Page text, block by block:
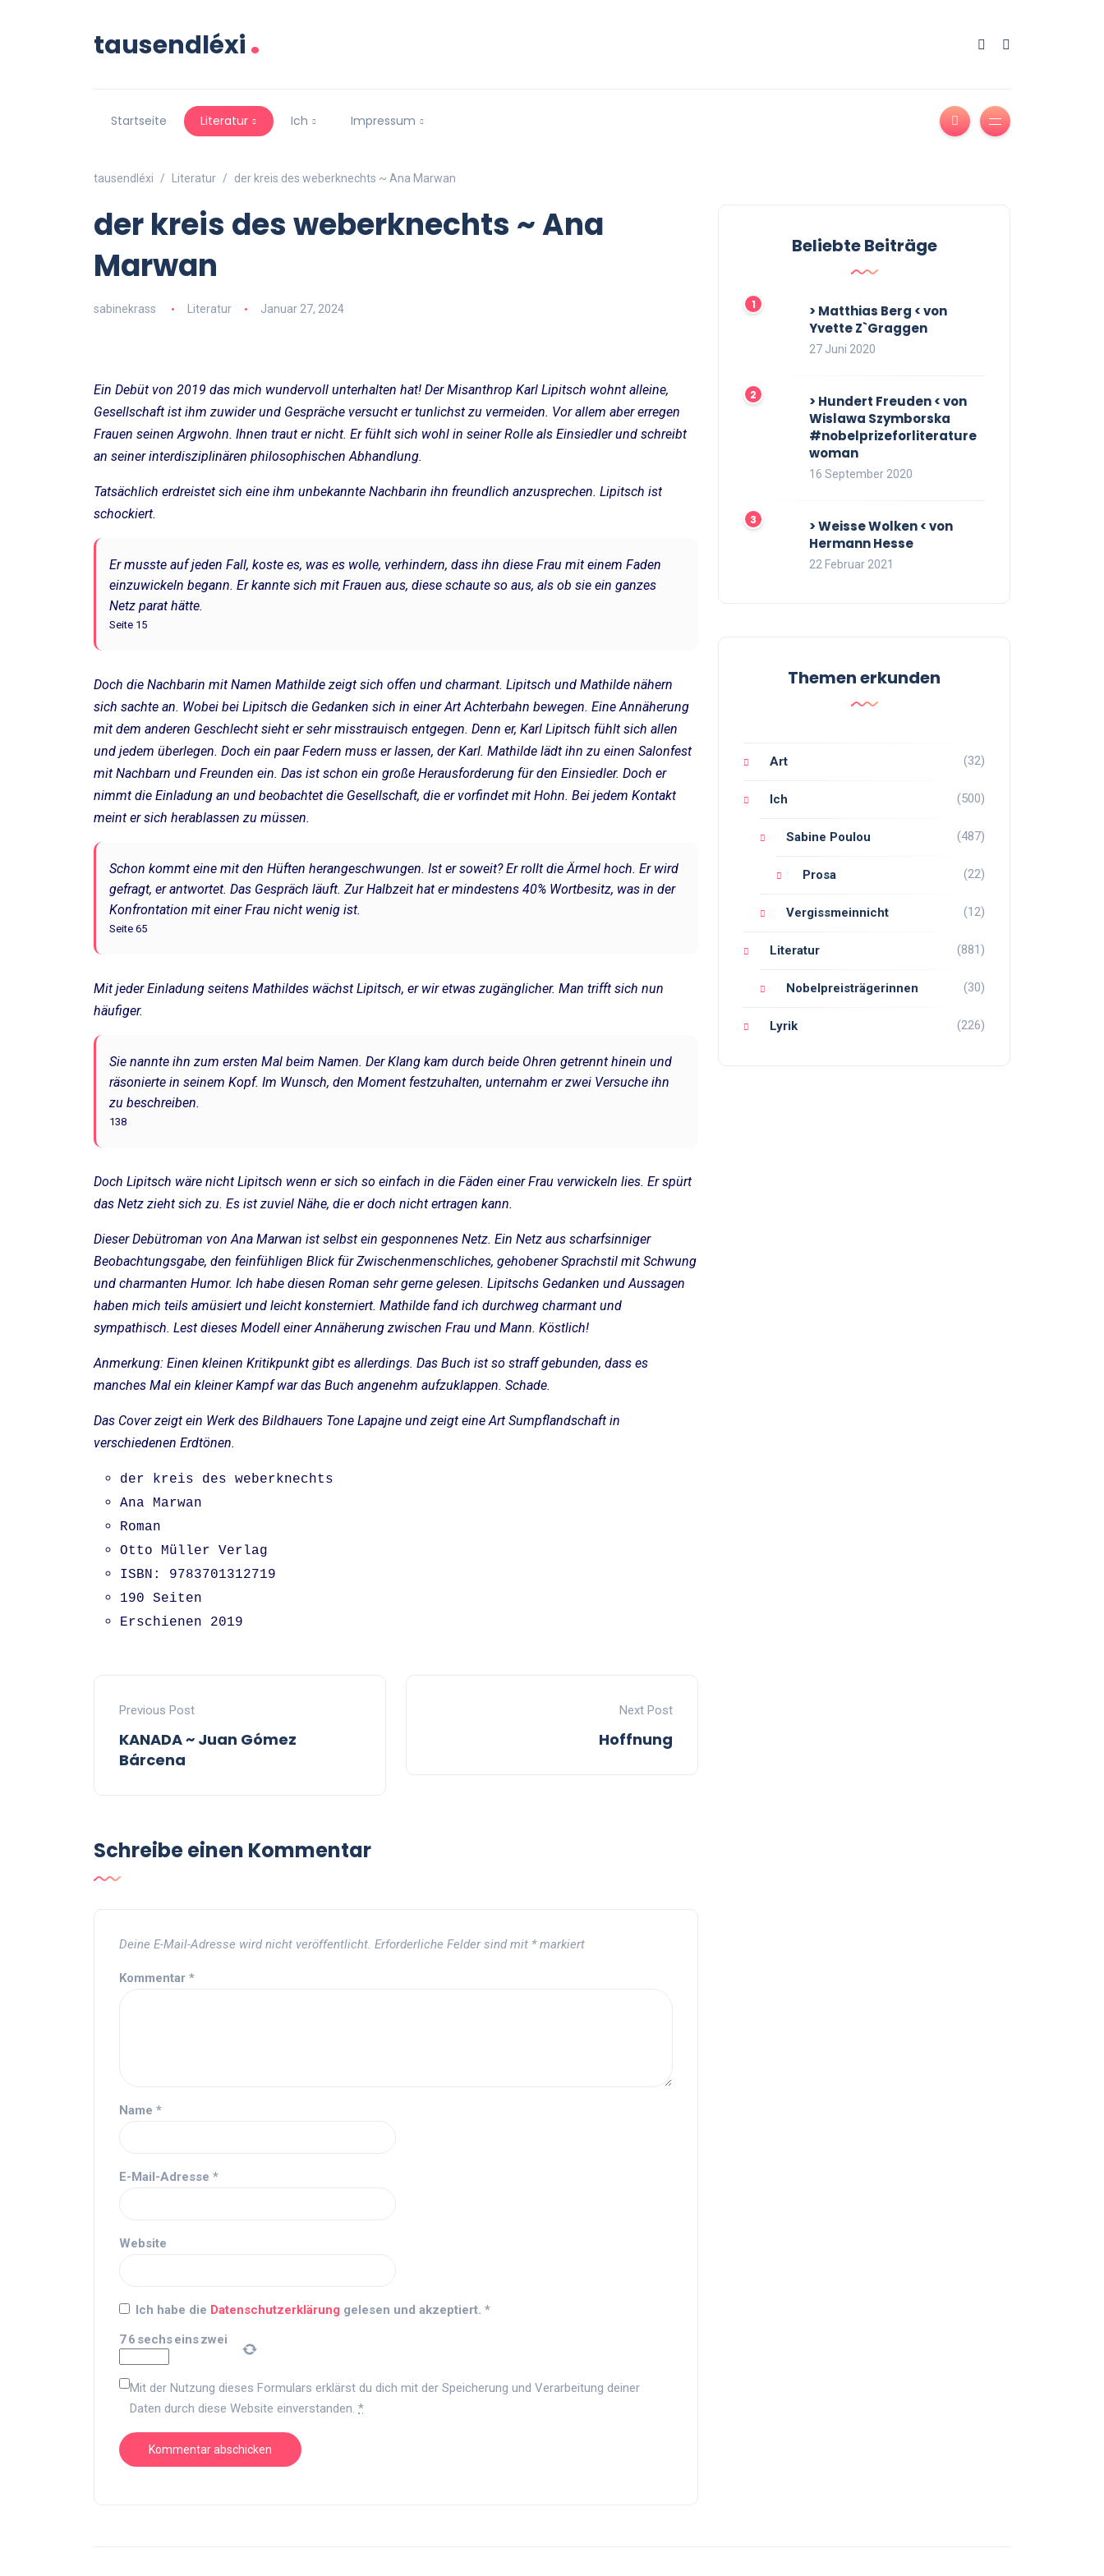
tausendléxi.
Startseite Literatur Ich Impressum
tausendléxi Literatur der kreis des weberknechts ~ Ana Marwan
der kreis des weberknechts ~ Ana
Marwan
sabinekrass Literatur Januar 27, 2024
Ein Debüt von 2019 das mich wundervoll unterhalten hat! Der Misanthrop Karl Lipitsch wohnt alleine,
Gesellschaft ist ihm zuwider und Gespräche versucht er tunlichst zu vermeiden. Vor allem aber erregen
Frauen seinen Argwohn. Ihnen traut er nicht. Er fühlt sich wohl in seiner Rolle als Einsiedler und schreibt
an seiner interdisziplinären philosophischen Abhandlung.
Tatsächlich erdreistet sich eine ihm unbekannte Nachbarin ihn freundlich anzusprechen. Lipitsch ist
schockiert.
Er musste auf jeden Fall, koste es, was es wolle, verhindern, dass ihn diese Frau mit einem Faden
einzuwickeln begann. Er kannte sich mit Frauen aus, diese schaute so aus, als ob sie ein ganzes
Netz parat hätte.
Seite 15
Doch die Nachbarin mit Namen Mathilde zeigt sich offen und charmant. Lipitsch und Mathilde nähern
sich sachte an. Wobei bei Lipitsch die Gedanken sich in einer Art Achterbahn bewegen. Eine Annäherung
mit dem anderen Geschlecht sieht er sehr misstrauisch entgegen. Denn er, Karl Lipitsch fühlt sich allen
und jedem überlegen. Doch ein paar Federn muss er lassen, der Karl. Mathilde lädt ihn zu einen Salonfest
mit Nachbarn und Freunden ein. Das ist schon ein große Herausforderung für den Einsiedler. Doch er
nimmt die Einladung an und beobachtet die Gesellschaft, die er vorfindet mit Hohn. Bei jedem Kontakt
meint er sich herablassen zu müssen.
Schon kommt eine mit den Hüften herangeschwungen. Ist er soweit? Er rollt die Ärmel hoch. Er wird
gefragt, er antwortet. Das Gespräch läuft. Zur Halbzeit hat er mindestens 40% Wortbesitz, was in der
Konfrontation mit einer Frau nicht wenig ist.
Seite 65
Mit jeder Einladung seitens Mathildes wächst Lipitsch, er wir etwas zugänglicher. Man trifft sich nun
häufiger.
Sie nannte ihn zum ersten Mal beim Namen. Der Klang kam durch beide Ohren getrennt hinein und
räsonierte in seinem Kopf. Im Wunsch, den Moment festzuhalten, unternahm er zwei Versuche ihn
zu beschreiben.
138
Doch Lipitsch wäre nicht Lipitsch wenn er sich so einfach in die Fäden einer Frau verwickeln lies. Er spürt
das Netz zieht sich zu. Es ist zuviel Nähe, die er doch nicht ertragen kann.
Dieser Debütroman von Ana Marwan ist selbst ein gesponnenes Netz. Ein Netz aus scharfsinniger
Beobachtungsgabe, den feinfühligen Blick für Zwischenmenschliches, gehobener Sprachstil mit Schwung
und charmanten Humor. Ich habe diesen Roman sehr gerne gelesen. Lipitschs Gedanken und Aussagen
haben mich teils amüsiert und leicht konsterniert. Mathilde fand ich durchweg charmant und
sympathisch. Lest dieses Modell einer Annäherung zwischen Frau und Mann. Köstlich!
Anmerkung: Einen kleinen Kritikpunkt gibt es allerdings. Das Buch ist so straff gebunden, dass es
manches Mal ein kleiner Kampf war das Buch angenehm aufzuklappen. Schade.
Das Cover zeigt ein Werk des Bildhauers Tone Lapajne und zeigt eine Art Sumpflandschaft in
verschiedenen Erdtönen.
der kreis des weberknechts
Ana Marwan
Roman
Otto Müller Verlag
ISBN: 9783701312719
190 Seiten
Erschienen 2019
Previous Post
KANADA ~ Juan Gómez
Bárcena
Next Post
Hoffnung
Schreibe einen Kommentar
Deine E-Mail-Adresse wird nicht veröffentlicht. Erforderliche Felder sind mit *markiert
Kommentar *
Name *
E-Mail-Adresse *
Website
Ich habe die Datenschutzerklärung gelesen und akzeptiert. *
76 sechseinszwei
Mit der Nutzung dieses Formulars erklärst du dich mit der Speicherung und Verarbeitung deiner
Daten durch diese Website einverstanden. *
Beliebte Beiträge
> Matthias Berg < von
Yvette Z`Graggen
27 Juni 2020
> Hundert Freuden < von
Wislawa Szymborska
#nobelprizeforliterature
woman
16 September 2020
> Weisse Wolken < von
Hermann Hesse
22 Februar 2021
Themen erkunden
Art (32)
Ich (500)
Sabine Poulou (487)
Prosa (22)
Vergissmeinnicht (12)
Literatur (881)
Nobelpreisträgerinnen (30)
Lyrik (226)